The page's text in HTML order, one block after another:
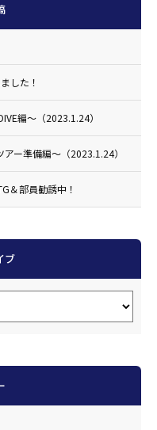
した！
編〜（2023.1.24）
ー準備編〜（2023.1.24）
＆部員勧誘中！
ブ